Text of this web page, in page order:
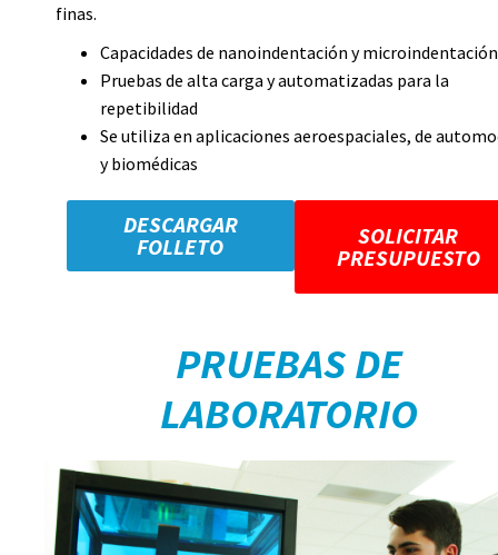
finas.
Capacidades de nanoindentación y microindentación
Pruebas de alta carga y automatizadas para la
repetibilidad
Se utiliza en aplicaciones aeroespaciales, de
y biomédicas
DESCARGAR
FOLLETO
SOLICITAR
PRESUPUESTO
PRUEBAS DE
LABORATORIO